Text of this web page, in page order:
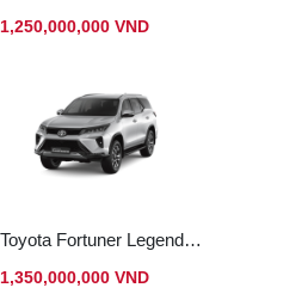
1,250,000,000 VND
Toyota Fortuner Legender 2.8 AT Máy Dầu 4x4
1,350,000,000 VND